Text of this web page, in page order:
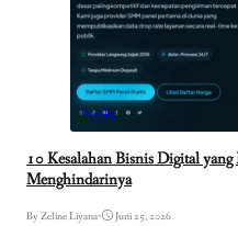
Teknologi
10 Kesalahan Bisnis Digital
Menghindarinya
By Zeline Liyana• Juni 25, 2026